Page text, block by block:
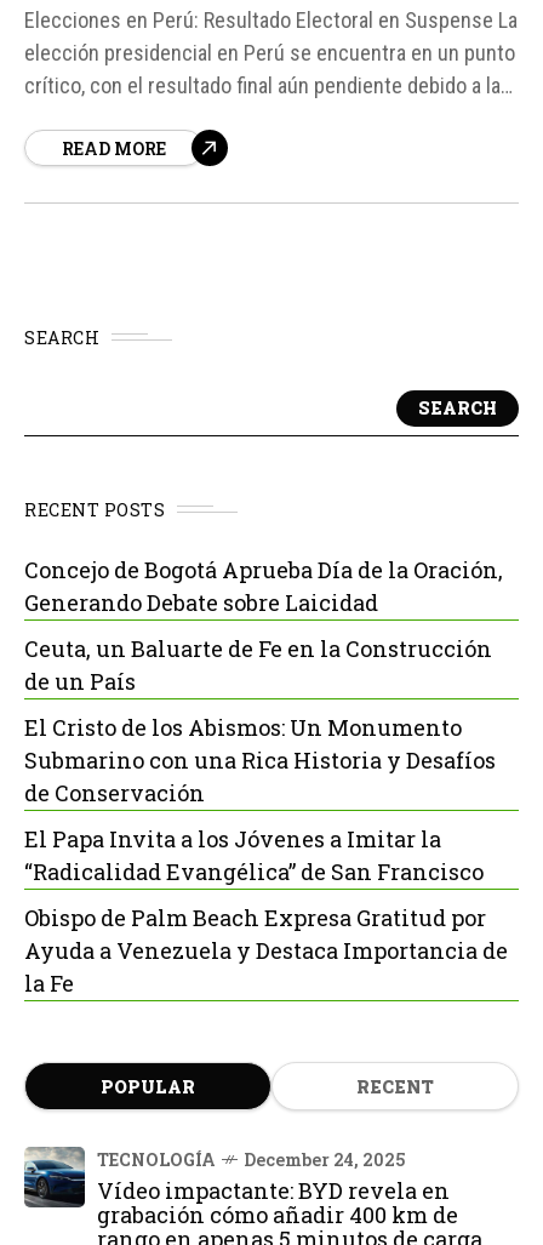
Elecciones en Perú: Resultado Electoral en Suspense La
elección presidencial en Perú se encuentra en un punto
crítico, con el resultado final aún pendiente debido a la
fuentes, el jefe de la Oficina Nacional de Procesos
READ MORE
SEARCH
SEARCH
RECENT POSTS
Concejo de Bogotá Aprueba Día de la Oración,
Generando Debate sobre Laicidad
Ceuta, un Baluarte de Fe en la Construcción
de un País
El Cristo de los Abismos: Un Monumento
Submarino con una Rica Historia y Desafíos
de Conservación
El Papa Invita a los Jóvenes a Imitar la
“Radicalidad Evangélica” de San Francisco
Obispo de Palm Beach Expresa Gratitud por
Ayuda a Venezuela y Destaca Importancia de
la Fe
POPULAR RECENT
TECNOLOGÍA December 24, 2025
Vídeo impactante: BYD revela en
grabación cómo añadir 400 km de
rango en apenas 5 minutos de carga